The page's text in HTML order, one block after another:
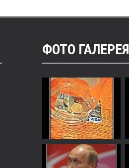
ФОТО ГАЛЕРЕЯ